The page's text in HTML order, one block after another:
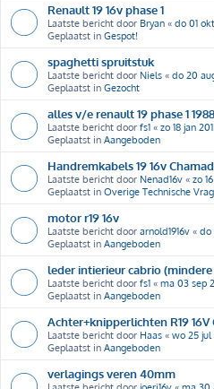
Renault 19 16v phase 1
Laatste bericht door Bryan « do 01
Geplaatst in Gespot!
spaghetti spruitstuk
Laatste bericht door Niels « do 20
Geplaatst in Gezocht
alles v/e renault 19 phase 1
Laatste bericht door fs1 « zo 18 jan
Geplaatst in Aangeboden
Handremkabels 19 16v
Laatste bericht door Nenad16v « zo
Geplaatst in Overige Technische
motor r19 16v
Laatste bericht door arnold1916v « do
Geplaatst in Aangeboden
leder intierieur cabrio
Laatste bericht door fs1 « ma 03 sep
Geplaatst in Aangeboden
Achter+knipperlichten R19 16V
Laatste bericht door Haas « wo 25 jul
Geplaatst in Aangeboden
verlagings veren 40mm